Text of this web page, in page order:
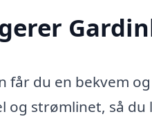
får du en bekvem
og strømlinet, så